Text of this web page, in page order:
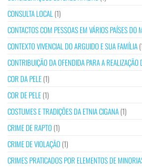
CONSULTA LOCAL (1)
CONTACTOS COM PESSOAS EM VÁRIOS PAÍSES DO
CONTEXTO VIVENCIAL DO ARGUIDO E SUA FAMÍLIA
CONTRIBUIÇÃO DA OFENDIDA PARA A REALIZAÇÃO
COR DA PELE(1)
COR DE PELE(1)
COSTUMES E TRADIÇÕES DA ETNIA CIGANA(1)
CRIME DE RAPTO (1)
CRIME DE VIOLAÇÃO (1)
CRIMES PRATICADOS POR ELEMENTOS DE